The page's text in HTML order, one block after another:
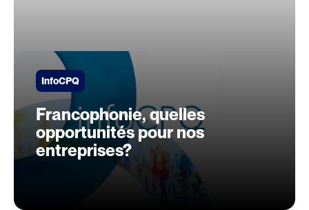
InfoCPQ
Francophonie, quelles
opportunités pour nos
entreprises?